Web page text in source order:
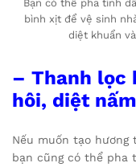
Bạn có thể pha tinh
bình xịt để vệ sinh
diệt khuẩn
– Thanh lọc
hôi, diệt
Nếu muốn tạo hương
bạn cũng có thể pha